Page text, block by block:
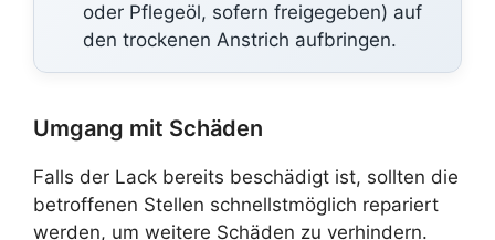
oder Pflegeöl, sofern freigegeben) auf
den trockenen Anstrich aufbringen.
Umgang mit Schäden
Falls der Lack bereits beschädigt ist, sollten die
betroffenen Stellen schnellstmöglich repariert
werden, um weitere Schäden zu verhindern.